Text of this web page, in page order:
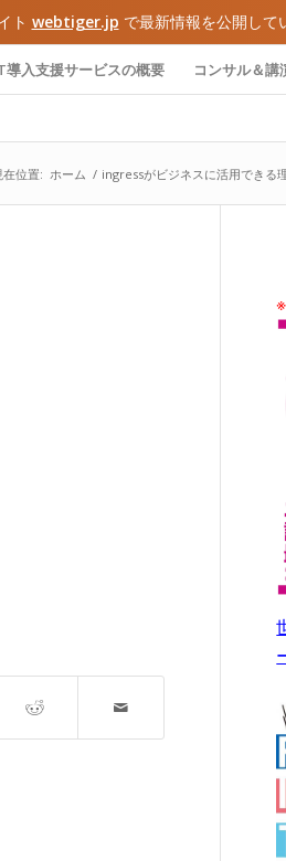
ト webtiger.jp で最新情報を公開して
導入支援サービスの概要 コンサル＆講
在位置: ホーム / ingressがビジネスに活用できる